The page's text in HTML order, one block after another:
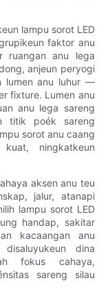
lampu sorot LED
faktor anu
ruangan anu lega
anjeun peryogi
lumen anu luhur —
fixture. Lumen anu
anu lega sareng
titik poék sareng
sorot anu caang
ningkatkeun
aksen anu teu
jalur, atanapi
lampu sorot LED
handap, sakitar
kacaangan anu
dina
fokus cahaya,
sareng silau